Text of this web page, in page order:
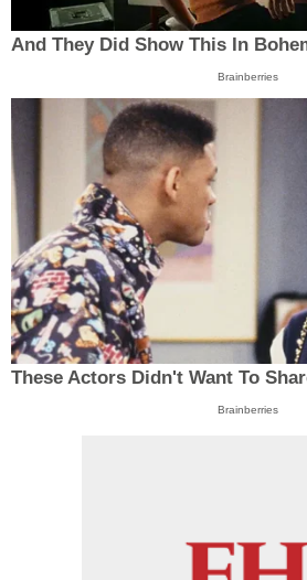
And They Did Show This In
Brainberries
These Actors Didn't Want To
Brainberries